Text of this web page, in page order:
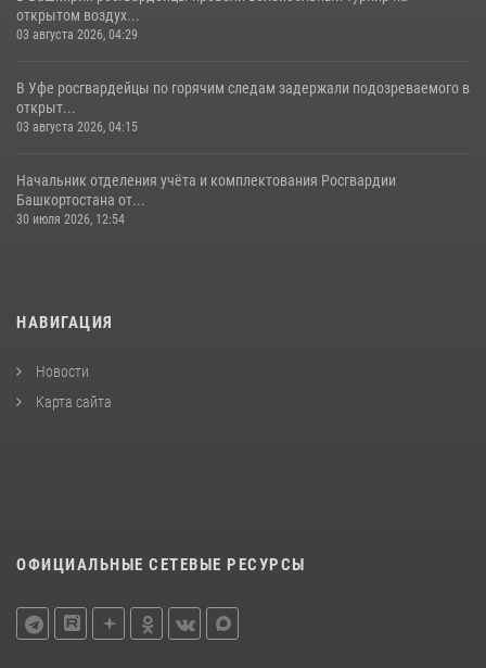
открытом воздух...
03 августа 2026, 04:29
В Уфе росгвардейцы по горячим следам задержали подозреваемого в
открыт...
03 августа 2026, 04:15
Начальник отделения учёта и комплектования Росгвардии
Башкортостана от...
30 июля 2026, 12:54
НАВИГАЦИЯ
Новости
Карта сайта
ОФИЦИАЛЬНЫЕ СЕТЕВЫЕ РЕСУРСЫ